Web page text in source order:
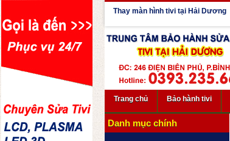
Thay màn hình tivi tại Hải Dương
Trang chủ Bảo hành tivi
Danh mục chính